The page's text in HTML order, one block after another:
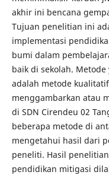
akhir ini bencana
Tujuan penelitian ini
implementasi
bumi dalam
baik di sekolah.
adalah metode
menggambarkan atau
di SDN Cirendeu 02
beberapa metode di
mengetahui hasil dari
peneliti. Hasil
pendidikan mitigasi